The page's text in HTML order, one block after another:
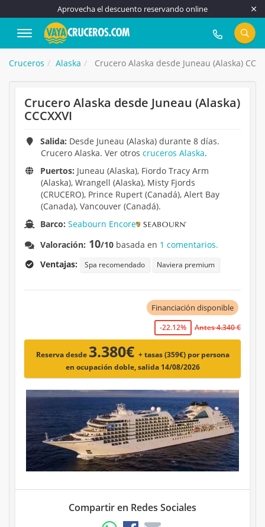
Aprovecha el descuento reservando online
917 815 555
Cruceros Alaska Crucero Alaska desde Juneau (Alaska)
Crucero Alaska desde Juneau (Alaska)
CCCXXVI
Salida: Desde Juneau (Alaska) durante 8 días.
Crucero Alaska. Ver otros cruceros Alaska.
Puertos: Juneau (Alaska), Fiordo Tracy Arm
(Alaska), Wrangell (Alaska), Misty Fjords
(CRUCERO), Prince Rupert (Canadá), Alert Bay
(Canada), Vancouver (Canadá).
Barco:Seabourn Encore
Valoración: 10/10 basada en 1 comentarios.
Ventajas:
Spa recomendado Naviera premium
Financiación disponible
-22.12% Antes 4.340 €
Reserva desde 3.380€ + tasas (359€) por persona
en ocupación doble, salida 14/08/2026
Compartir en Redes Sociales